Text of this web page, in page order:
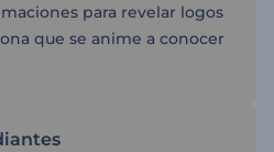
para revelar logos
que se anime a conocer